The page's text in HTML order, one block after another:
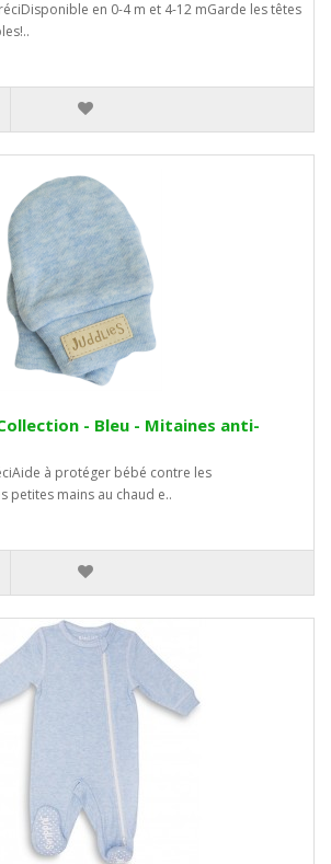
en 0-4 m et 4-12 mGarde les têtes
- Bleu - Mitaines anti-
à protéger bébé contre les
petites mains au chaud e..